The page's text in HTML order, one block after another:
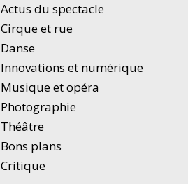
Actus du spectacle
Cirque et rue
Danse
Innovations et numérique
Musique et opéra
Photographie
Théâtre
Bons plans
Critique